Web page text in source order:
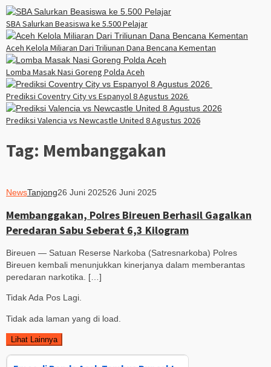
SBA Salurkan Beasiswa ke 5.500 Pelajar
Aceh Kelola Miliaran Dari Triliunan Dana Bencana Kementan
Lomba Masak Nasi Goreng Polda Aceh
Prediksi Coventry City vs Espanyol 8 Agustus 2026
Prediksi Valencia vs Newcastle United 8 Agustus 2026
Tag: Membanggakan
NewsTanjong26 Juni 202526 Juni 2025
Membanggakan, Polres Bireuen Berhasil Gagalkan
Peredaran Sabu Seberat 6,3 Kilogram
Bireuen — Satuan Reserse Narkoba (Satresnarkoba) Polres
Bireuen kembali menunjukkan kinerjanya dalam memberantas
peredaran narkotika. […]
Tidak Ada Pos Lagi.
Tidak ada laman yang di load.
Lihat Lainnya